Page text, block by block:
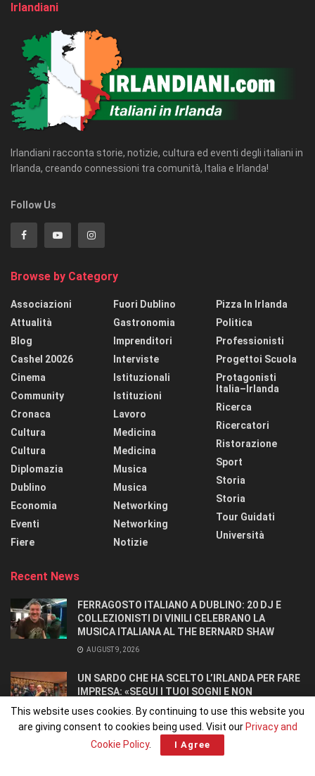
Irlandiani
Irlandiani racconta storie, notizie, cultura ed eventi degli italiani in
Irlanda, creando connessioni tra comunità, Italia e Irlanda!
Follow Us
Browse by Category
Associazioni
Attualità
Blog
Cashel 20026
Cinema
Community
Cronaca
Cultura
Cultura
Diplomazia
Dublino
Economia
Eventi
Fiere
Fuori Dublino
Gastronomia
Imprenditori
Interviste
Istituzionali
Istituzioni
Lavoro
Medicina
Medicina
Musica
Musica
Networking
Networking
Notizie
Pizza In Irlanda
Politica
Professionisti
Progettoi Scuola
Protagonisti
Italia–Irlanda
Ricerca
Ricercatori
Ristorazione
Sport
Storia
Storia
Tour Guidati
Università
Recent News
FERRAGOSTO ITALIANO A DUBLINO: 20 DJ E
COLLEZIONISTI DI VINILI CELEBRANO LA
MUSICA ITALIANA AL THE BERNARD SHAW
AUGUST 9, 2026
UN SARDO CHE HA SCELTO L’IRLANDA PER FARE
IMPRESA: «SEGUI I TUOI SOGNI E NON
RINUNCIARCI». SI CONOSCONO IN UN OSTELLO.
AUGUST 8, 2026
This website uses cookies. By continuing to use this website you
are giving consent to cookies being used. Visit our Privacy and
Cookie Policy. I Agree